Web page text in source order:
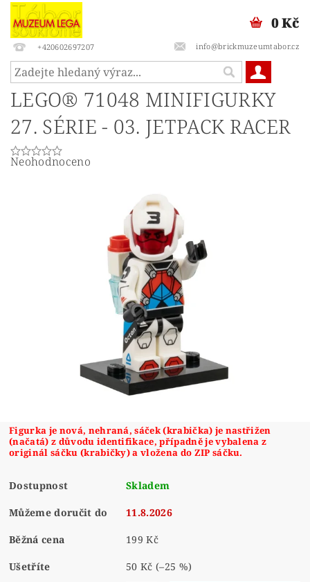
+420602697207 info@brickmuzeumtabor.cz
0 Kč
LEGO® 71048 MINIFIGURKY
27. SÉRIE - 03. JETPACK RACER
Neohodnoceno
Figurka je nová, nehraná, sáček (krabička) je nastřižen
(načatá) z důvodu identifikace, případně je vybalena z
originál sáčku (krabičky) a vložena do ZIP sáčku.
Dostupnost Skladem
Můžeme doručit do 11.8.2026
Běžná cena 199 Kč
Ušetříte 50 Kč(–25 %)